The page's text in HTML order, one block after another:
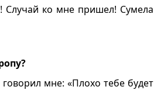
Случай ко мне пришел! Сумела
мне: «Плохо тебе будет